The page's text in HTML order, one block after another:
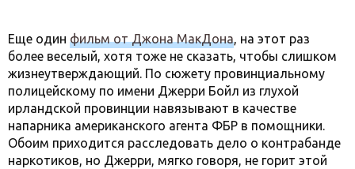
Еще один фильм от Джона МакДона, на этот раз
более веселый, хотя тоже не сказать, чтобы слишком
жизнеутверждающий. По сюжету провинциальному
полицейскому по имени Джерри Бойл из глухой
ирландской провинции навязывают в качестве
напарника американского агента ФБР в помощники.
Обоим приходится расследовать дело о контрабанде
наркотиков, но Джерри, мягко говоря, не горит этой